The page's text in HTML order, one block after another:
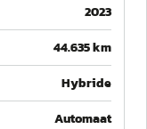
2023
44.635 km
Hybride
Automaat